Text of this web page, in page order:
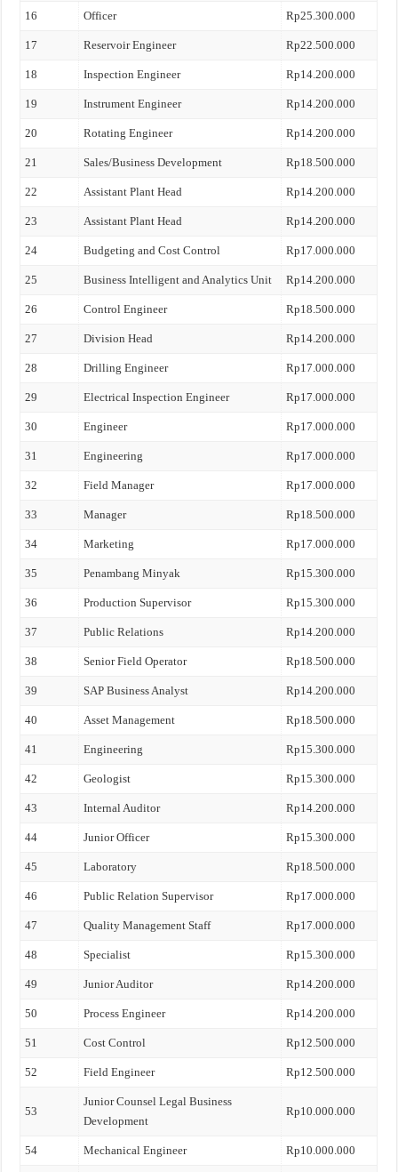
16 Officer Rp25.300.000
17 Reservoir Engineer Rp22.500.000
18 Inspection Engineer Rp14.200.000
19 Instrument Engineer Rp14.200.000
20 Rotating Engineer Rp14.200.000
21 Sales/Business Development Rp18.500.000
22 Assistant Plant Head Rp14.200.000
23 Assistant Plant Head Rp14.200.000
24 Budgeting and Cost Control Rp17.000.000
25 Business Intelligent and Analytics Unit Rp14.200.000
26 Control Engineer Rp18.500.000
27 Division Head Rp14.200.000
28 Drilling Engineer Rp17.000.000
29 Electrical Inspection Engineer Rp17.000.000
30 Engineer Rp17.000.000
31 Engineering Rp17.000.000
32 Field Manager Rp17.000.000
33 Manager Rp18.500.000
34 Marketing Rp17.000.000
35 Penambang Minyak Rp15.300.000
36 Production Supervisor Rp15.300.000
37 Public Relations Rp14.200.000
38 Senior Field Operator Rp18.500.000
39 SAP Business Analyst Rp14.200.000
40 Asset Management Rp18.500.000
41 Engineering Rp15.300.000
42 Geologist Rp15.300.000
43 Internal Auditor Rp14.200.000
44 Junior Officer Rp15.300.000
45 Laboratory Rp18.500.000
46 Public Relation Supervisor Rp17.000.000
47 Quality Management Staff Rp17.000.000
48 Specialist Rp15.300.000
49 Junior Auditor Rp14.200.000
50 Process Engineer Rp14.200.000
51 Cost Control Rp12.500.000
52 Field Engineer Rp12.500.000
53
Junior Counsel Legal Business
Development
Rp10.000.000
54 Mechanical Engineer Rp10.000.000